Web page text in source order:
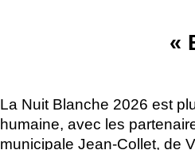
«
La Nuit Blanche 2026 est
humaine, avec les
municipale Jean-Collet, de